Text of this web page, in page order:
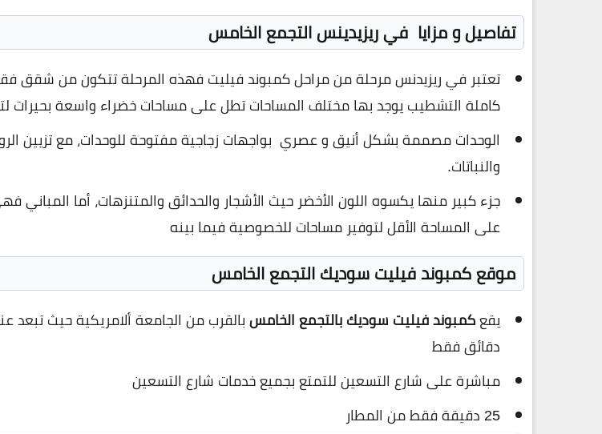
تفاصيل و مزايا في ريزيدينس التجمع الخامس
تعتبر في ريزيدنس مرحلة من مراحل كمبوند فيليت فهذه المرحلة تتكون من شقق
كاملة التشطيب يوجد بها مختلف المساحات تطل على مساحات خضراء واسعة بحيرات
الوحدات مصممة بشكل أنيق و عصري بواجهات زجاجية مفتوحة للوحدات، مع تزيين
والنباتات.
جزء كبير منها يكسوه اللون الأخضر حيث الأشجار والحدائق والمتنزهات، أما المباني
على المساحة الأقل لتوفير مساحات للخصوصية فيما بينه
موقع كمبوند فيليت سوديك التجمع الخامس
يقعكمبوند فيليت سوديك بالتجمع الخامس
دقائق فقط
مباشرة على شارع التسعين للتمتع بجميع خدمات شارع التسعين
25 دقيقة فقط من المطار